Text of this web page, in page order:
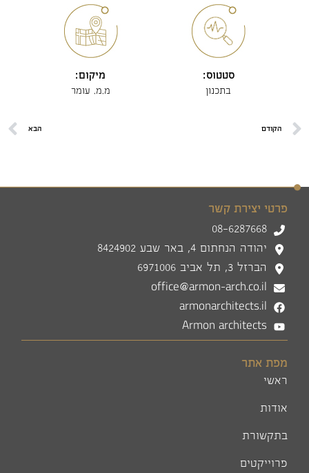
סטטוס:
בתכנון
מיקום:
מ.מ. עומר
הקודם הבא
פרטי יצירת קשר
08-6287668
יהודה הנחתום 4, באר שבע 8424902
הברזל 3, תל אביב 6971006
office@armon-arch.co.il
armonarchitects.il
Armon architects
מפת אתר
ראשי
אודות
בתקשורת
פרוייקטים